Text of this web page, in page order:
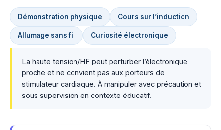
Démonstration physique Cours sur l’induction
Allumage sans fil Curiosité électronique
La haute tension/HF peut perturber l’électronique
proche et ne convient pas aux porteurs de
stimulateur cardiaque. À manipuler avec précaution et
sous supervision en contexte éducatif.